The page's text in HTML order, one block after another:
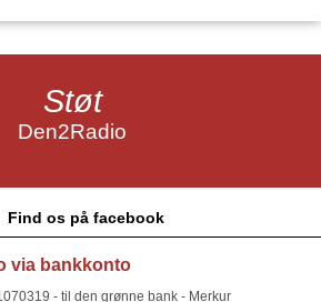
Støt
Den2Radio
Find os på facebook
via bankkonto
- til den grønne bank - Merkur